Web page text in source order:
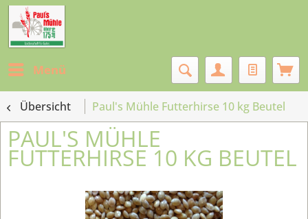
Menü
Übersicht Paul's Mühle Futterhirse 10 kg Beutel
PAUL'S MÜHLE
FUTTERHIRSE 10 KG BEUTEL